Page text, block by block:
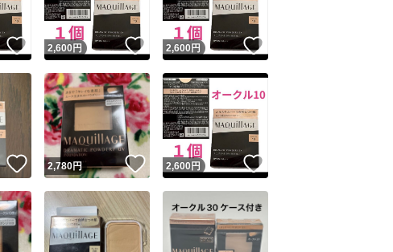
いいね！
2,600 円 いいね！
2,600 円
いいね！
2,780円 いいね！
2,600 円